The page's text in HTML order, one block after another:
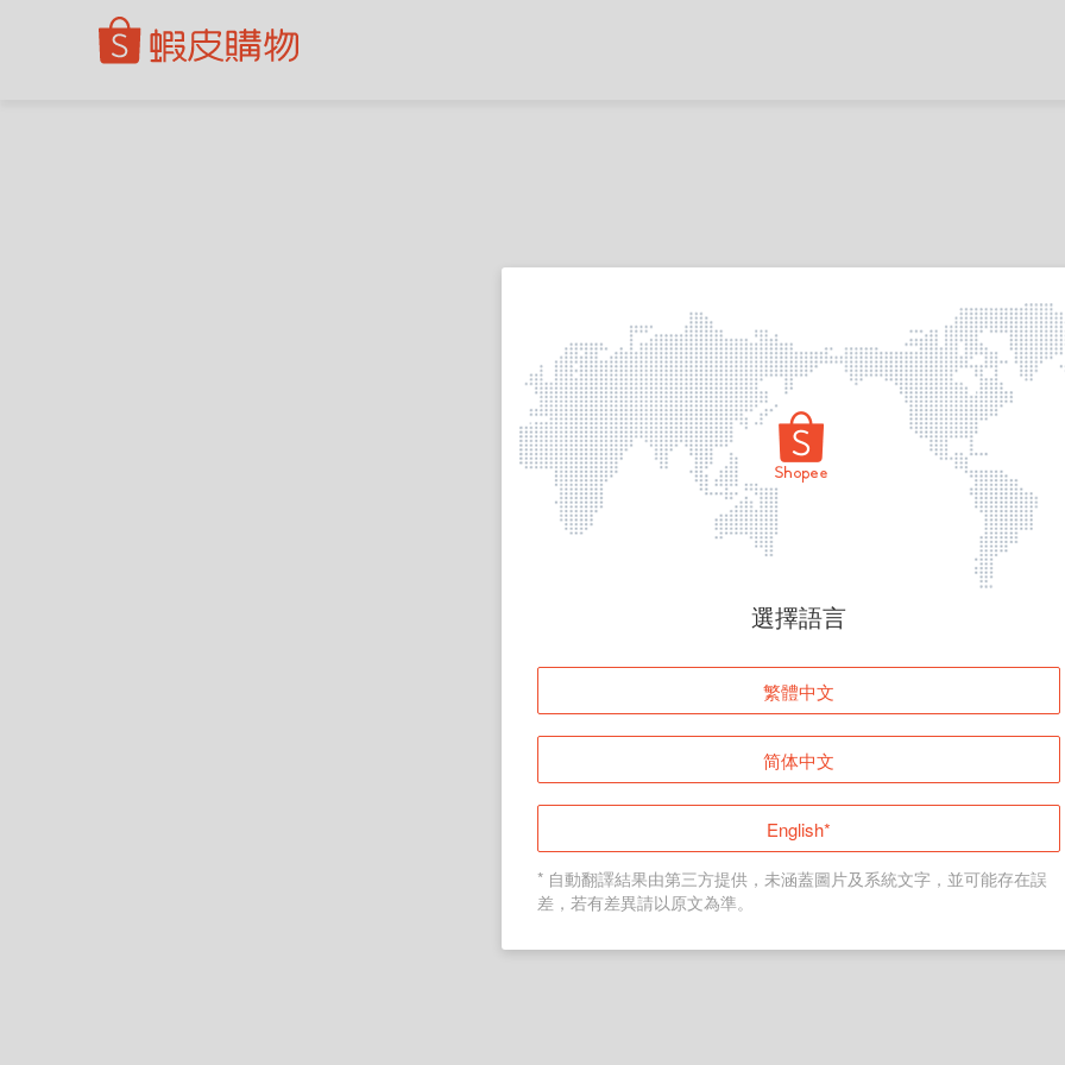
頁面無法顯示
登入
返回首頁
選擇語言
繁體中文
简体中文
English*
* 自動翻譯結果由第三方提供，未涵蓋圖片及系統文字，並可能存在誤
差，若有差異請以原文為準。